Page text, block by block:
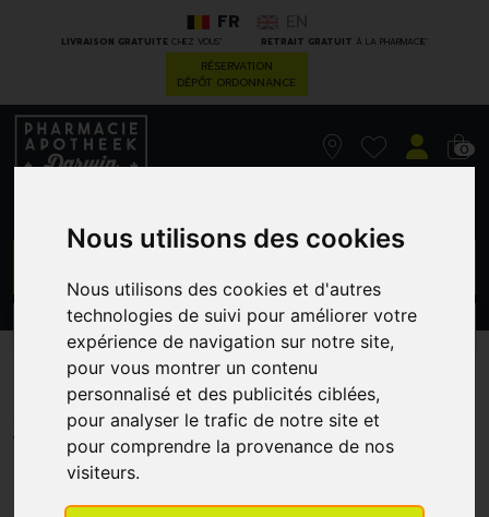
Nous utilisons des cookies
Nous utilisons des cookies et d'autres
technologies de suivi pour améliorer votre
expérience de navigation sur notre site,
pour vous montrer un contenu
personnalisé et des publicités ciblées,
pour analyser le trafic de notre site et
pour comprendre la provenance de nos
visiteurs.
LIVRAISON GRATUITECHEZ VOUS* RETRAIT GRATUIT À LA PHARMACIE*
FR
RÉSERVATION
DÉPÔT ORDONNANCE
0
CATÉGORIES PROMOS
Dr.hauschka lip brush
WALA NEDERLAND